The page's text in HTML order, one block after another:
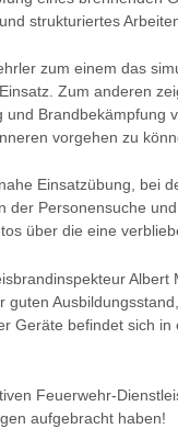
strukturiertes
zum einem das
Zum anderen
vorgehen zu
Einsatzübung, bei
der Personensuche
über die eine
Geräte befindet sich
Feuerwehr-
aufgebracht haben!